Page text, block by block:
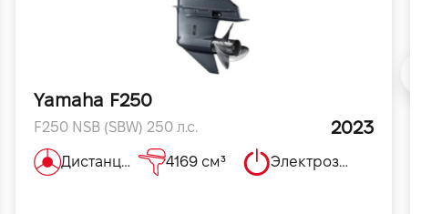
Yamaha F250
F250 NSB (SBW) 250 л.с. 2023
Дистанционное 4169 см³ Электрозапуск